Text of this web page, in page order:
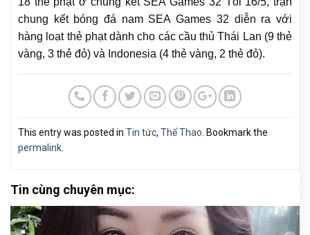
chung kết bóng đá nam SEA Games 32 diễn ra với
hàng loạt thẻ phạt dành cho các cầu thủ Thái Lan (9 thẻ
vàng, 3 thẻ đỏ) và Indonesia (4 thẻ vàng, 2 thẻ đỏ).
This entry was posted in Tin tức, Thể Thao. Bookmark the
permalink.
Tin cùng chuyên mục: